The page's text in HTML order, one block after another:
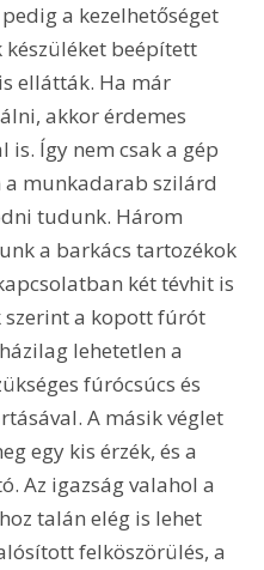
a kezelhetőséget
beépített
ellátták. Ha már
akkor érdemes
is. Így nem csak a gép
a munkadarab szilárd
tudunk. Három
a barkács tartozékok
két tévhit is
szerint a kopott fúrót
lehetetlen a
fúrócsúcs és
A másik véglet
egy kis érzék, és a
Az igazság valahol a
talán elég is lehet
felköszörülés, a